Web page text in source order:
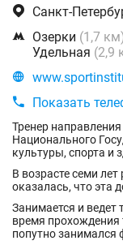
 Санкт-
 Озерки (1,7
Удельная (2,9


Показать
Тренер
Национального
культуры, спорта и
В возрасте семи
оказалась, что эта
Занимается и ведет
время прохождения
попутно занимался